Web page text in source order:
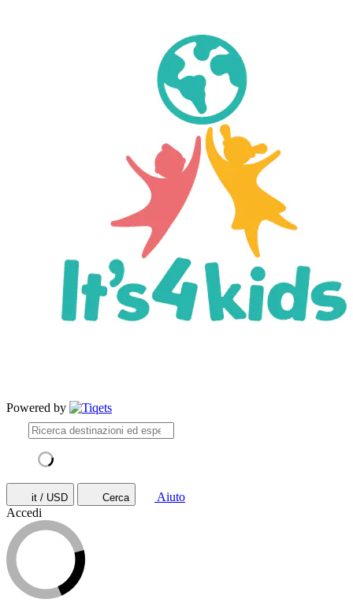
Powered by
it / USD Cerca
Aiuto
Accedi